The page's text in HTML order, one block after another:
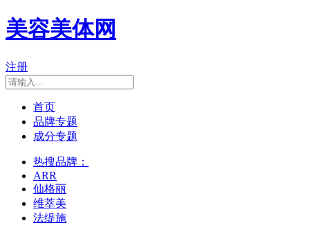
美容美体网
注册
首页
品牌专题
成分专题
热搜品牌：
ARR
仙格丽
维萃美
法缇施